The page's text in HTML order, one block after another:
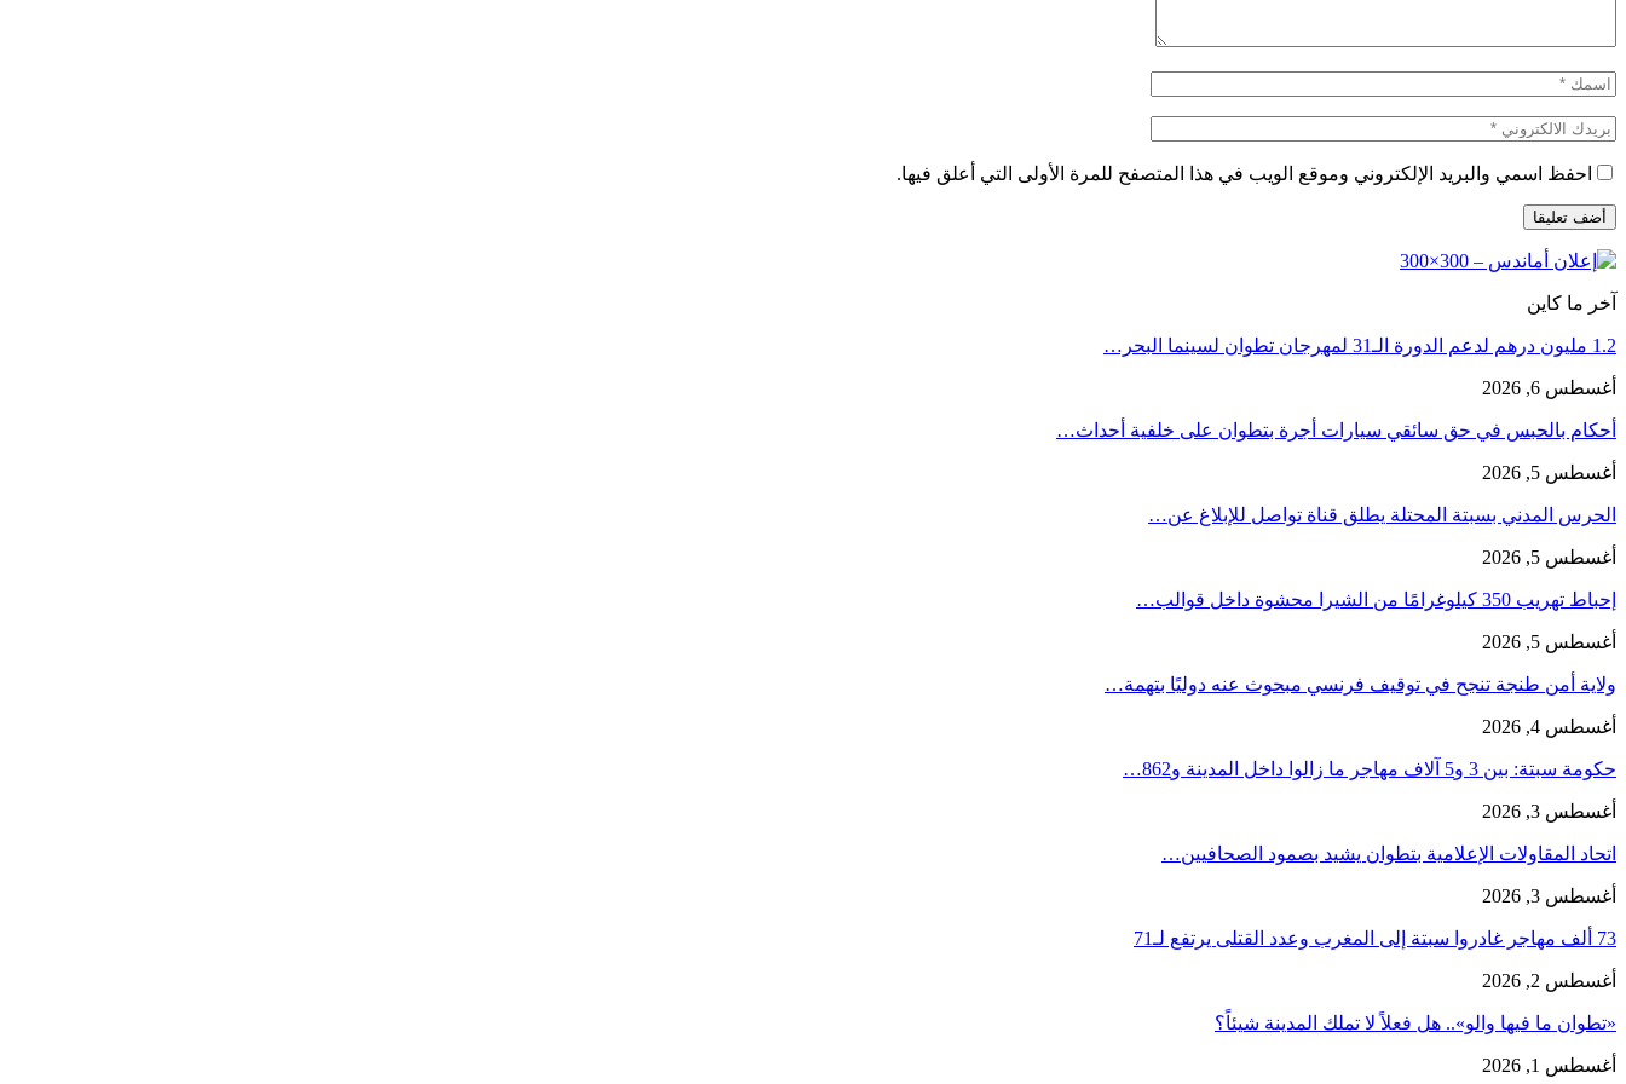
احفظ اسمي والبريد الإلكتروني وموقع الويب في هذا المتصفح للمرة الأولى التي أعلق فيها.
آخر ما كاين
1.2 مليون درهم لدعم الدورة الـ31 لمهرجان تطوان لسينما البحر…
أغسطس 6, 2026
أحكام بالحبس في حق سائقي سيارات أجرة بتطوان على خلفية أحداث…
أغسطس 5, 2026
الحرس المدني بسبتة المحتلة يطلق قناة تواصل للإبلاغ عن…
أغسطس 5, 2026
إحباط تهريب 350 كيلوغرامًا من الشيرا محشوة داخل قوالب…
أغسطس 5, 2026
ولاية أمن طنجة تنجح في توقيف فرنسي مبحوث عنه دوليًا بتهمة…
أغسطس 4, 2026
حكومة سبتة: بين 3 و5 آلاف مهاجر ما زالوا داخل المدينة و862…
أغسطس 3, 2026
اتحاد المقاولات الإعلامية بتطوان يشيد بصمود الصحافيين…
أغسطس 3, 2026
73 ألف مهاجر غادروا سبتة إلى المغرب وعدد القتلى يرتفع لـ71
أغسطس 2, 2026
«تطوان ما فيها والو».. هل فعلاً لا تملك المدينة شيئاً؟
أغسطس 1, 2026